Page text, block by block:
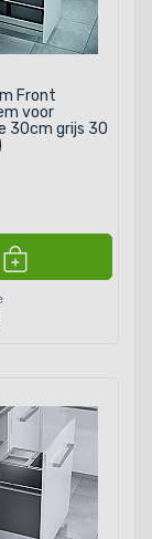
Front
voor
30cm grijs 30